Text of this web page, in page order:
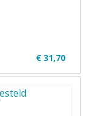
€ 31,70